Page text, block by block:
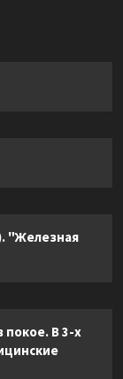
"Железная
В 3-х